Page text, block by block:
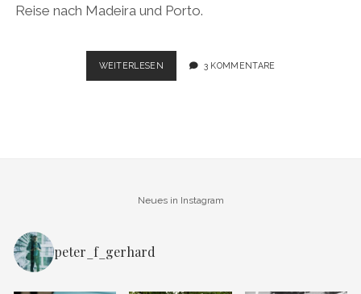
Reise nach Madeira und Porto.
WEITERLESEN ENTSCHLEUNIGUNG
UND
3 KOMMENTARE
Neues in Instagram
peter_f_gerhard